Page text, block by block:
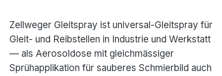
Zellweger Gleitspray ist universal-Gleitspray für
Gleit- und Reibstellen in Industrie und Werkstatt
— als Aerosoldose mit gleichmässiger
Sprühapplikation für sauberes Schmierbild auch